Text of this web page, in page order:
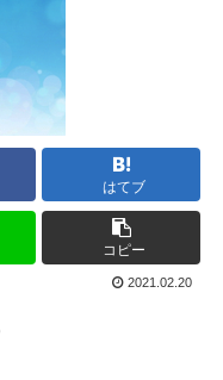
はてブ
コピー
2021.02.20